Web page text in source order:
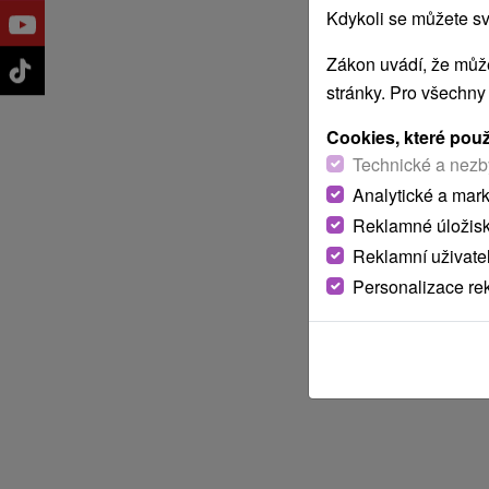
Kdykoli se můžete
Zákon uvádí, že
stránky. Pro
Cookies, které
Technické a
Analytické a
Reklamné
Reklamní
Personalizace